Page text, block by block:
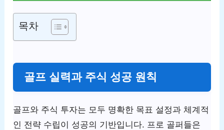
목차
골프 실력과 주식 성공 원칙
골프와 주식 투자는 모두 명확한 목표 설정과 체계적
인 전략 수립이 성공의 기반입니다. 프로 골퍼들은